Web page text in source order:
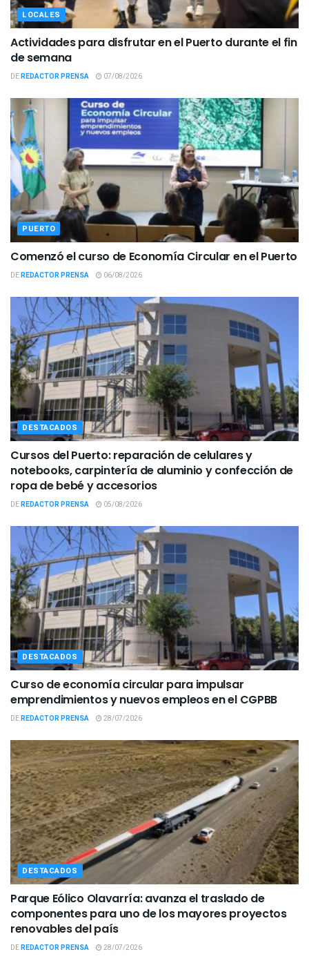
LOCALES
Actividades para disfrutar en el Puerto durante el fin
de semana
DEREDACTOR PRENSA 07/08/2026
PUERTO
Comenzó el curso de Economía Circular en el Puerto
DEREDACTOR PRENSA 06/08/2026
DESTACADOS
Cursos del Puerto: reparación de celulares y
notebooks, carpintería de aluminio y confección de
ropa de bebé y accesorios
DEREDACTOR PRENSA 05/08/2026
DESTACADOS
Curso de economía circular para impulsar
emprendimientos y nuevos empleos en el CGPBB
DEREDACTOR PRENSA 28/07/2026
DESTACADOS
Parque Eólico Olavarría: avanza el traslado de
componentes para uno de los mayores proyectos
renovables del país
DEREDACTOR PRENSA 28/07/2026